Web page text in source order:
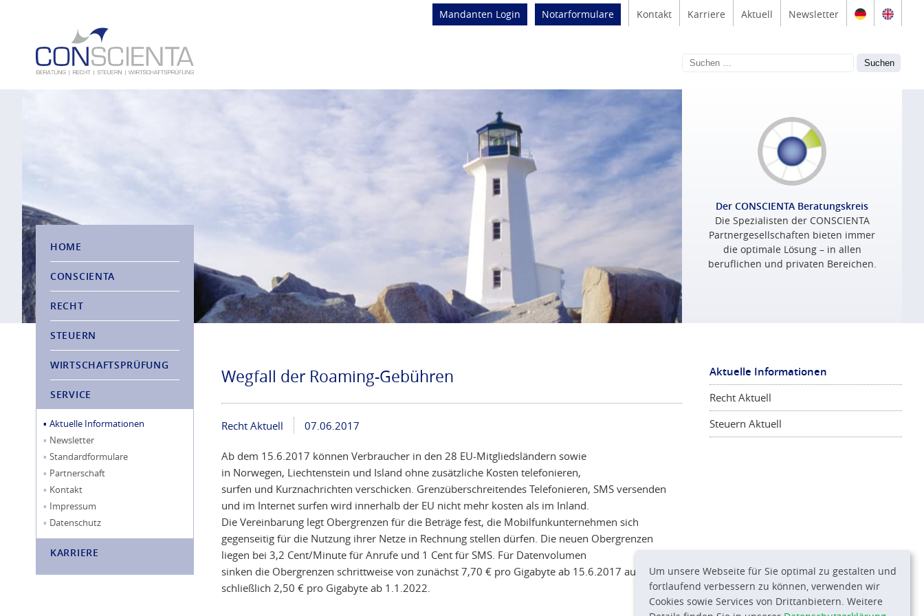
Mandanten Login Notarformulare Kontakt Karriere Aktuell Newsletter
HOME
CONSCIENTA
RECHT
STEUERN
WIRTSCHAFTSPRÜFUNG
SERVICE
Aktuelle Informationen
Newsletter
Standardformulare
Partnerschaft
Kontakt
Impressum
Datenschutz
KARRIERE
Der CONSCIENTA Beratungskreis
Die Spezialisten der CONSCIENTA
Partnergesellschaften bieten immer
die optimale Lösung – in allen
beruflichen und privaten Bereichen.
Wegfall der Roaming-Gebühren
Recht Aktuell 07.06.2017
Ab dem 15.6.2017 können Verbraucher in den 28 EU-Mitgliedsländern sowie
in Norwegen, Liechtenstein und Island ohne zusätzliche Kosten telefonieren,
surfen und Kurznachrichten verschicken. Grenzüberschreitendes Telefonieren, SMS versenden
und im Internet surfen wird innerhalb der EU nicht mehr kosten als im Inland.
Die Vereinbarung legt Obergrenzen für die Beträge fest, die Mobilfunkunternehmen sich
gegenseitig für die Nutzung ihrer Netze in Rechnung stellen dürfen. Die neuen Obergrenzen
liegen bei 3,2 Cent/Minute für Anrufe und 1 Cent für SMS. Für Datenvolumen
sinken die Obergrenzen schrittweise von zunächst 7,70 € pro Gigabyte ab 15.6.2017 auf
schließlich 2,50 € pro Gigabyte ab 1.1.2022.
Aktuelle Informationen
Recht Aktuell
Steuern Aktuell
Um unsere Webseite für Sie optimal zu gestalten und
fortlaufend verbessern zu können, verwenden wir
Cookies sowie Services von Drittanbietern. Weitere